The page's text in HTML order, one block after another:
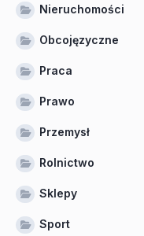
Nieruchomości
Obcojęzyczne
Praca
Prawo
Przemysł
Rolnictwo
Sklepy
Sport